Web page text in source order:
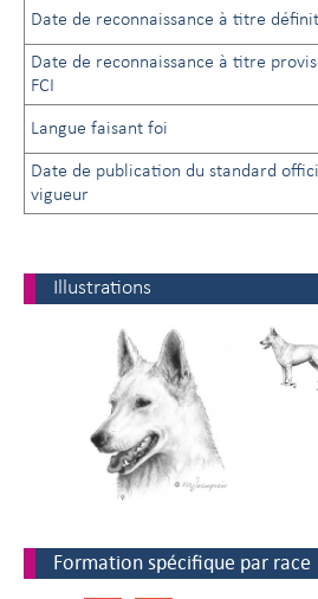
Date de reconnaissance à titre
Date de reconnaissance à titre
FCI
Langue faisant foi
Date de publication du standard
vigueur
Illustrations
Formation spécifique par race